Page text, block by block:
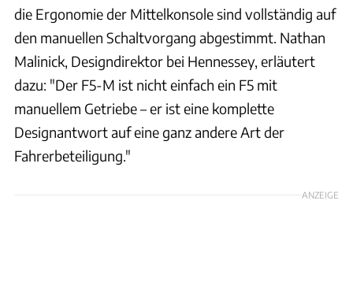
die Ergonomie der Mittelkonsole sind vollständig auf
den manuellen Schaltvorgang abgestimmt. Nathan
Malinick, Designdirektor bei Hennessey, erläutert
dazu: "Der F5-M ist nicht einfach ein F5 mit
manuellem Getriebe – er ist eine komplette
Designantwort auf eine ganz andere Art der
Fahrerbeteiligung."
ANZEIGE